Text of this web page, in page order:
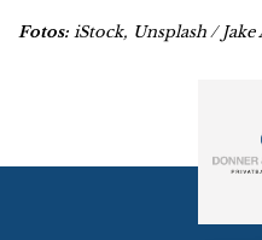
Fotos: iStock, Unsplash /